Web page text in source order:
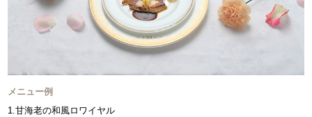
メニュー例
1.甘海老の和風ロワイヤル